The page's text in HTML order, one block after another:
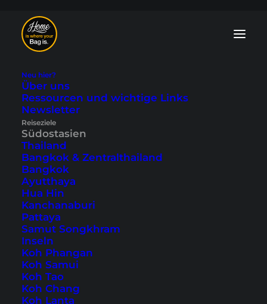
Neu hier?
Über uns
Ressourcen und wichtige Links
Newsletter
Reiseziele
Südostasien
Thailand
Bangkok & Zentralthailand
Bangkok
Ayutthaya
Hua Hin
Kanchanaburi
Pattaya
Samut Songkhram
Inseln
Koh Phangan
Koh Samui
Koh Tao
Koh Chang
Koh Lanta
Südostasien Blog:
Tipps und
Reiseberichte
In unserem Südostasien Blog findest du
zahlreicheAusflugsziele
und
decken alle Länder von Thailand,
Indonesien, Malaysia bis Vietnam,
Kambodscha, Laos, Myanmar und den
Stadtstaat Singapur ab.